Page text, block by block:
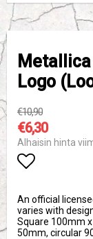
Logo
€10,90
€6,30
Alhaisin hinta
An official
varies with
Square 100mm
50mm, circular